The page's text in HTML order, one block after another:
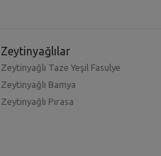
Zeytinyağlılar
Zeytinyağlı Taze Yeşil Fasulye
Zeytinyağlı Bamya
Zeytinyağlı Pırasa